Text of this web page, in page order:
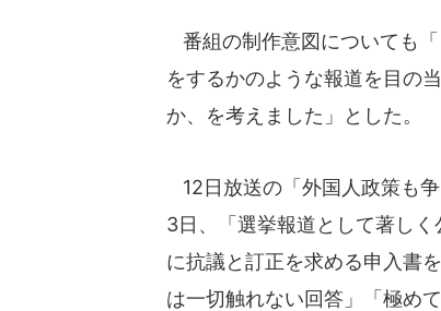
番組の制作意図についても
をするかのような報道を目の
か、を考えました」とした。
12日放送の「外国人政策も
3日、「選挙報道として著し
に抗議と訂正を求める申入書
は一切触れない回答」「極め